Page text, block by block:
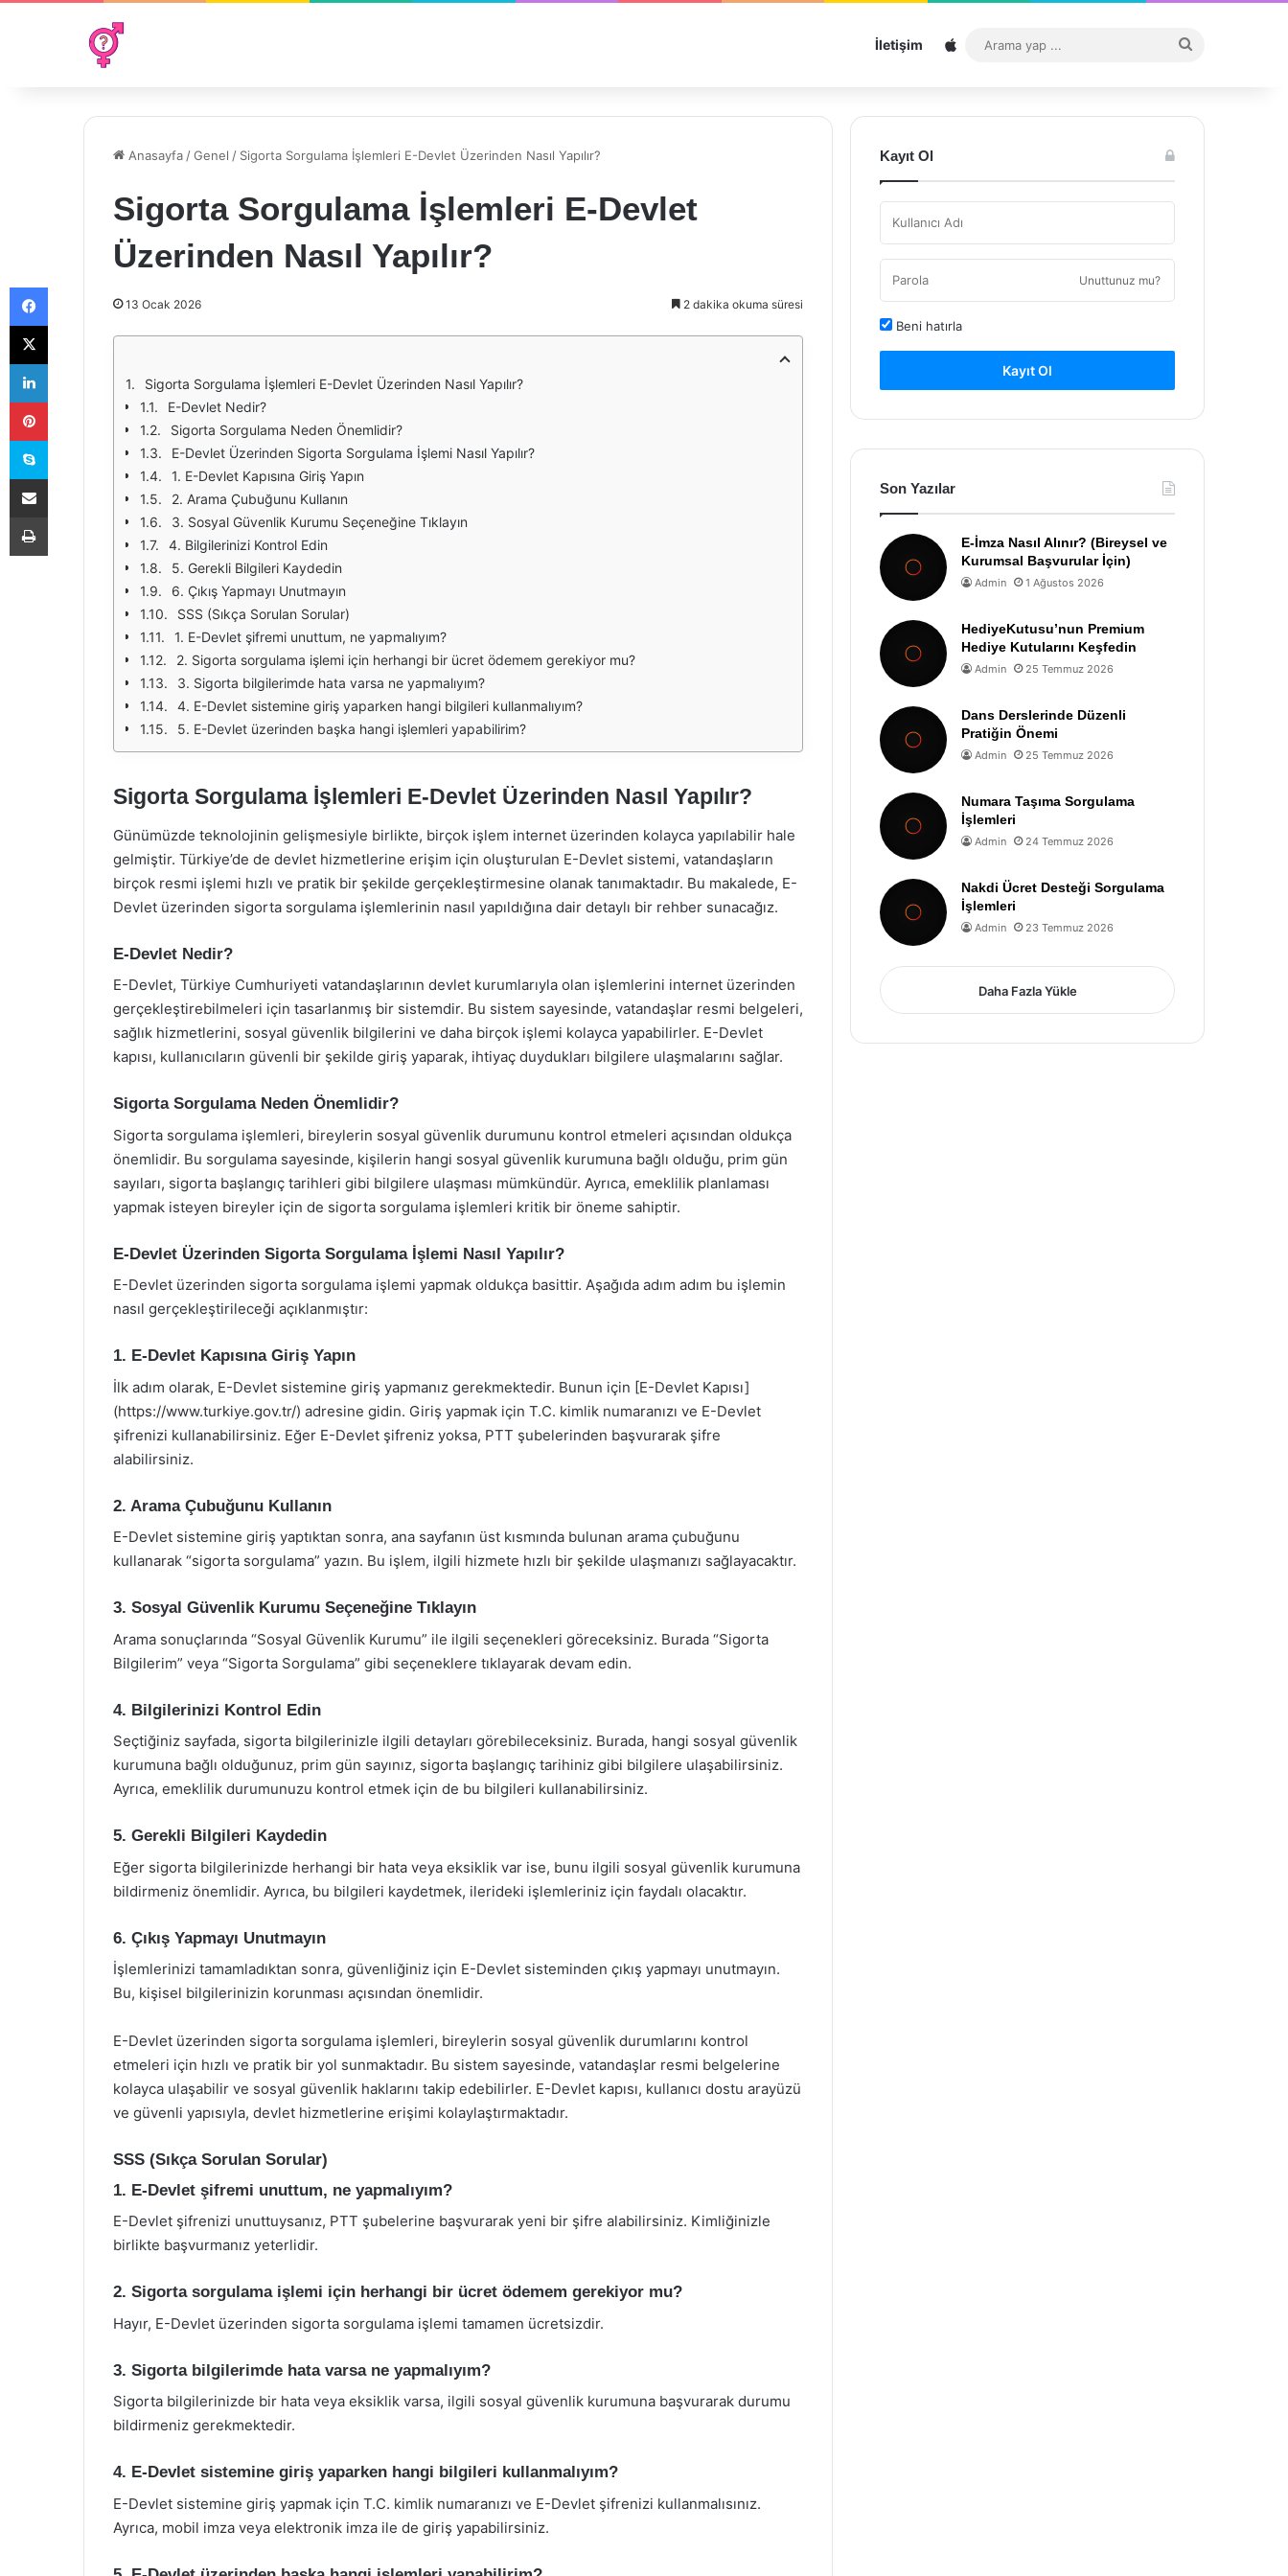
İletişim Sitemap
...
Anasayfa /Genel / Sigorta Sorgulama İşlemleri E-Devlet Üzerinden Nasıl Yapılır?
Sigorta Sorgulama İşlemleri E-Devlet
Üzerinden Nasıl Yapılır?
13 Ocak 2026 2 dakika okuma süresi
Sigorta Sorgulama İşlemleri E-Devlet Üzerinden Nasıl Yapılır?
E-Devlet Nedir?
Sigorta Sorgulama Neden Önemlidir?
E-Devlet Üzerinden Sigorta Sorgulama İşlemi Nasıl Yapılır?
1. E-Devlet Kapısına Giriş Yapın
2. Arama Çubuğunu Kullanın
3. Sosyal Güvenlik Kurumu Seçeneğine Tıklayın
4. Bilgilerinizi Kontrol Edin
5. Gerekli Bilgileri Kaydedin
6. Çıkış Yapmayı Unutmayın
SSS (Sıkça Sorulan Sorular)
1. E-Devlet şifremi unuttum, ne yapmalıyım?
2. Sigorta sorgulama işlemi için herhangi bir ücret ödemem gerekiyor mu?
3. Sigorta bilgilerimde hata varsa ne yapmalıyım?
4. E-Devlet sistemine giriş yaparken hangi bilgileri kullanmalıyım?
5. E-Devlet üzerinden başka hangi işlemleri yapabilirim?
Sigorta Sorgulama İşlemleri E-Devlet Üzerinden Nasıl Yapılır?
Günümüzde teknolojinin gelişmesiyle birlikte, birçok işlem internet üzerinden kolayca yapılabilir hale
gelmiştir. Türkiye’de de devlet hizmetlerine erişim için oluşturulan E-Devlet sistemi, vatandaşların
birçok resmi işlemi hızlı ve pratik bir şekilde gerçekleştirmesine olanak tanımaktadır. Bu makalede, E-
Devlet üzerinden sigorta sorgulama işlemlerinin nasıl yapıldığına dair detaylı bir rehber sunacağız.
E-Devlet Nedir?
E-Devlet, Türkiye Cumhuriyeti vatandaşlarının devlet kurumlarıyla olan işlemlerini internet üzerinden
gerçekleştirebilmeleri için tasarlanmış bir sistemdir. Bu sistem sayesinde, vatandaşlar resmi belgeleri,
sağlık hizmetlerini, sosyal güvenlik bilgilerini ve daha birçok işlemi kolayca yapabilirler. E-Devlet
kapısı, kullanıcıların güvenli bir şekilde giriş yaparak, ihtiyaç duydukları bilgilere ulaşmalarını sağlar.
Sigorta Sorgulama Neden Önemlidir?
Sigorta sorgulama işlemleri, bireylerin sosyal güvenlik durumunu kontrol etmeleri açısından oldukça
önemlidir. Bu sorgulama sayesinde, kişilerin hangi sosyal güvenlik kurumuna bağlı olduğu, prim gün
sayıları, sigorta başlangıç tarihleri gibi bilgilere ulaşması mümkündür. Ayrıca, emeklilik planlaması
yapmak isteyen bireyler için de sigorta sorgulama işlemleri kritik bir öneme sahiptir.
E-Devlet Üzerinden Sigorta Sorgulama İşlemi Nasıl Yapılır?
E-Devlet üzerinden sigorta sorgulama işlemi yapmak oldukça basittir. Aşağıda adım adım bu işlemin
nasıl gerçekleştirileceği açıklanmıştır:
1. E-Devlet Kapısına Giriş Yapın
İlk adım olarak, E-Devlet sistemine giriş yapmanız gerekmektedir. Bunun için [E-Devlet Kapısı]
(https://www.turkiye.gov.tr/) adresine gidin. Giriş yapmak için T.C. kimlik numaranızı ve E-Devlet
şifrenizi kullanabilirsiniz. Eğer E-Devlet şifreniz yoksa, PTT şubelerinden başvurarak şifre
alabilirsiniz.
2. Arama Çubuğunu Kullanın
E-Devlet sistemine giriş yaptıktan sonra, ana sayfanın üst kısmında bulunan arama çubuğunu
kullanarak “sigorta sorgulama” yazın. Bu işlem, ilgili hizmete hızlı bir şekilde ulaşmanızı sağlayacaktır.
3. Sosyal Güvenlik Kurumu Seçeneğine Tıklayın
Arama sonuçlarında “Sosyal Güvenlik Kurumu” ile ilgili seçenekleri göreceksiniz. Burada “Sigorta
Bilgilerim” veya “Sigorta Sorgulama” gibi seçeneklere tıklayarak devam edin.
4. Bilgilerinizi Kontrol Edin
Seçtiğiniz sayfada, sigorta bilgilerinizle ilgili detayları görebileceksiniz. Burada, hangi sosyal güvenlik
kurumuna bağlı olduğunuz, prim gün sayınız, sigorta başlangıç tarihiniz gibi bilgilere ulaşabilirsiniz.
Ayrıca, emeklilik durumunuzu kontrol etmek için de bu bilgileri kullanabilirsiniz.
5. Gerekli Bilgileri Kaydedin
Eğer sigorta bilgilerinizde herhangi bir hata veya eksiklik var ise, bunu ilgili sosyal güvenlik kurumuna
bildirmeniz önemlidir. Ayrıca, bu bilgileri kaydetmek, ilerideki işlemleriniz için faydalı olacaktır.
6. Çıkış Yapmayı Unutmayın
İşlemlerinizi tamamladıktan sonra, güvenliğiniz için E-Devlet sisteminden çıkış yapmayı unutmayın.
Bu, kişisel bilgilerinizin korunması açısından önemlidir.
E-Devlet üzerinden sigorta sorgulama işlemleri, bireylerin sosyal güvenlik durumlarını kontrol
etmeleri için hızlı ve pratik bir yol sunmaktadır. Bu sistem sayesinde, vatandaşlar resmi belgelerine
kolayca ulaşabilir ve sosyal güvenlik haklarını takip edebilirler. E-Devlet kapısı, kullanıcı dostu arayüzü
ve güvenli yapısıyla, devlet hizmetlerine erişimi kolaylaştırmaktadır.
SSS (Sıkça Sorulan Sorular)
1. E-Devlet şifremi unuttum, ne yapmalıyım?
E-Devlet şifrenizi unuttuysanız, PTT şubelerine başvurarak yeni bir şifre alabilirsiniz. Kimliğinizle
birlikte başvurmanız yeterlidir.
2. Sigorta sorgulama işlemi için herhangi bir ücret ödemem gerekiyor mu?
Hayır, E-Devlet üzerinden sigorta sorgulama işlemi tamamen ücretsizdir.
3. Sigorta bilgilerimde hata varsa ne yapmalıyım?
Sigorta bilgilerinizde bir hata veya eksiklik varsa, ilgili sosyal güvenlik kurumuna başvurarak durumu
bildirmeniz gerekmektedir.
4. E-Devlet sistemine giriş yaparken hangi bilgileri kullanmalıyım?
E-Devlet sistemine giriş yapmak için T.C. kimlik numaranızı ve E-Devlet şifrenizi kullanmalısınız.
Ayrıca, mobil imza veya elektronik imza ile de giriş yapabilirsiniz.
Kayıt Ol
Unuttunuz mu?
Beni hatırla
Kayıt Ol
Son Yazılar
E-İmza Nasıl Alınır? (Bireysel ve
Kurumsal Başvurular İçin)
Admin 1 Ağustos 2026
HediyeKutusu’nun Premium
Hediye Kutularını Keşfedin
Admin 25 Temmuz 2026
Dans Derslerinde Düzenli
Pratiğin Önemi
Admin 25 Temmuz 2026
Numara Taşıma Sorgulama
İşlemleri
Admin 24 Temmuz 2026
Nakdi Ücret Desteği Sorgulama
İşlemleri
Admin 23 Temmuz 2026
Daha Fazla Yükle
Facebook
X
LinkedIn
Pinterest
Skype
E-Posta ile paylaş